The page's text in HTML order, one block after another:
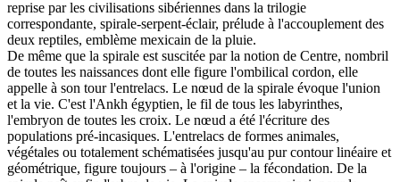
reprise par les civilisations sibériennes dans la trilogie
correspondante, spirale-serpent-éclair, prélude à l'accouplement des
deux reptiles, emblème mexicain de la pluie.
De même que la spirale est suscitée par la notion de Centre, nombril
de toutes les naissances dont elle figure l'ombilical cordon, elle
appelle à son tour l'entrelacs. Le nœud de la spirale évoque l'union
et la vie. C'est l'Ankh égyptien, le fil de tous les labyrinthes,
l'embryon de toutes les croix. Le nœud a été l'écriture des
populations pré-incasiques. L'entrelacs de formes animales,
végétales ou totalement schématisées jusqu'au pur contour linéaire et
géométrique, figure toujours – à l'origine – la fécondation. De la